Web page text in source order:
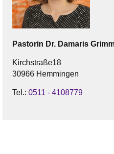
Pastorin Dr. Damaris
Kirchstraße18
30966 Hemmingen
Tel.: 0511 - 4108779